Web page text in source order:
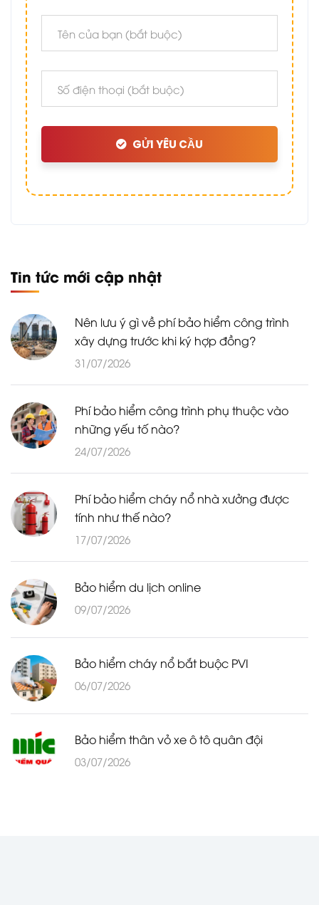
GỬI YÊU CẦU
Tin tức mới cập nhật
Nên lưu ý gì về phí bảo hiểm công trình
xây dựng trước khi ký hợp đồng?
31/07/2026
Phí bảo hiểm công trình phụ thuộc vào
những yếu tố nào?
24/07/2026
Phí bảo hiểm cháy nổ nhà xưởng được
tính như thế nào?
17/07/2026
Bảo hiểm du lịch online
09/07/2026
Bảo hiểm cháy nổ bắt buộc PVI
06/07/2026
Bảo hiểm thân vỏ xe ô tô quân đội
03/07/2026